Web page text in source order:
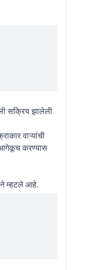
सक्रिय झालेली
वाऱ्यांची
आगेकूच करण्यास
म्हटले आहे.